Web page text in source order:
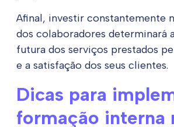
Afinal, investir constantemente
dos colaboradores determinará
futura dos serviços prestados
e a satisfação dos seus clientes.
Dicas para
formação interna